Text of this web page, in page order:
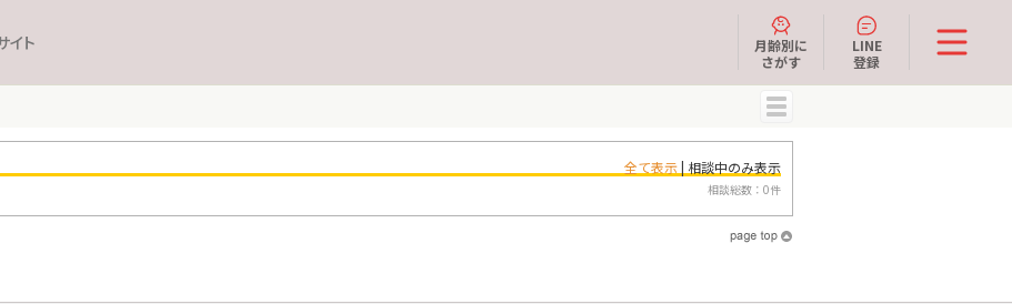
イト
月齢別に
さがす
LINE
登録
MENU
全て表示| 相談中のみ表示
相談総数：0件